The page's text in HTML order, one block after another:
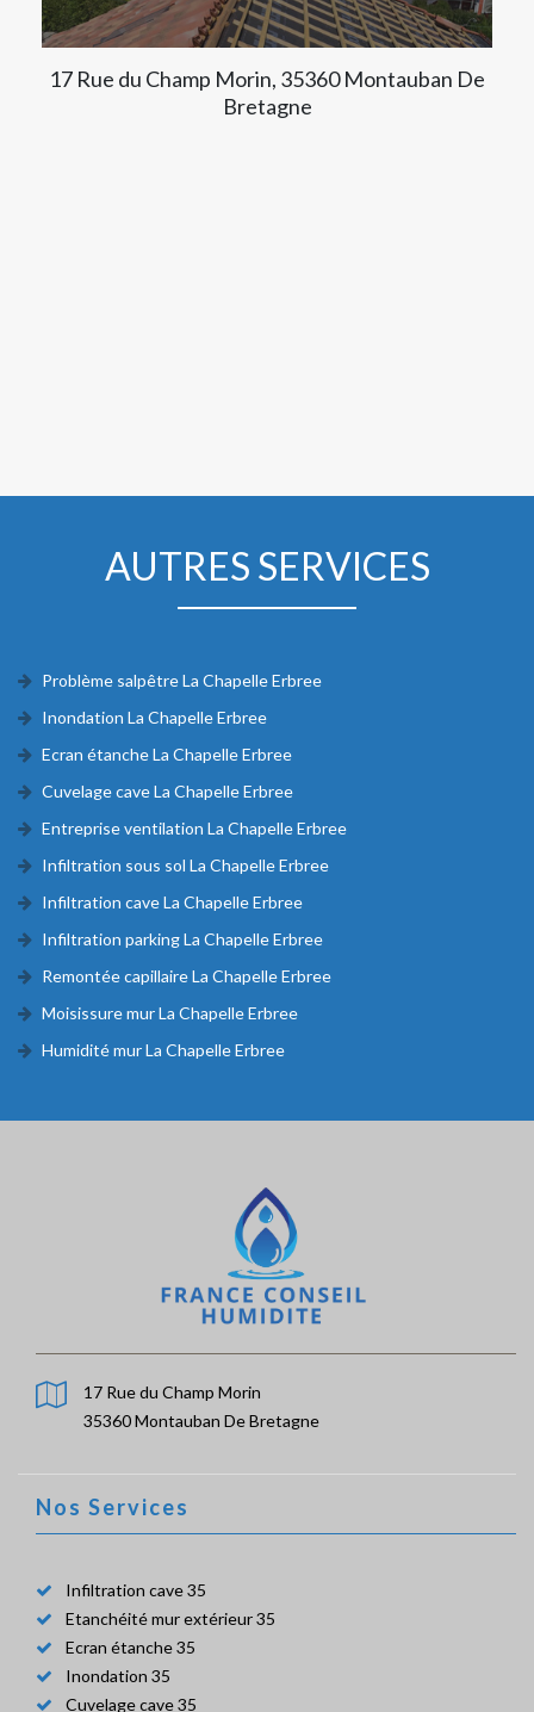
17 Rue du Champ Morin, 35360 Montauban De
Bretagne
AUTRES SERVICES
Problème salpêtre La Chapelle Erbree
Inondation La Chapelle Erbree
Ecran étanche La Chapelle Erbree
Cuvelage cave La Chapelle Erbree
Entreprise ventilation La Chapelle Erbree
Infiltration sous sol La Chapelle Erbree
Infiltration cave La Chapelle Erbree
Infiltration parking La Chapelle Erbree
Remontée capillaire La Chapelle Erbree
Moisissure mur La Chapelle Erbree
Humidité mur La Chapelle Erbree
17 Rue du Champ Morin
35360 Montauban De Bretagne
Nos Services
Infiltration cave 35
Etanchéité mur extérieur 35
Ecran étanche 35
Inondation 35
Cuvelage cave 35